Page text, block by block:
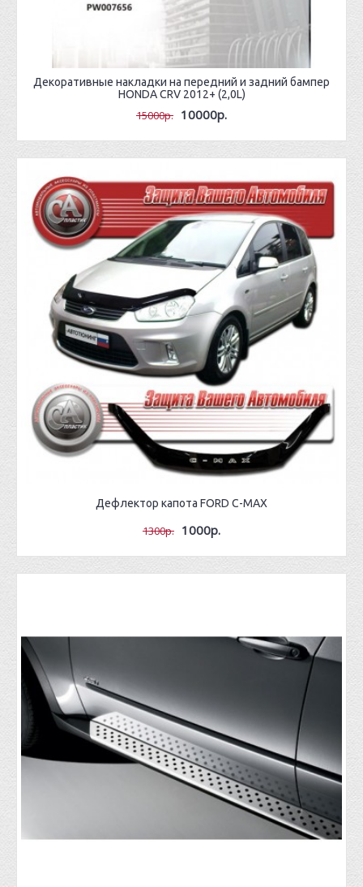
Декоративные накладки на передний и задний бампер
HONDA CRV 2012+ (2,0L)
15000р. 10000р.
Дефлектор капота FORD C-MAX
1300р. 1000р.